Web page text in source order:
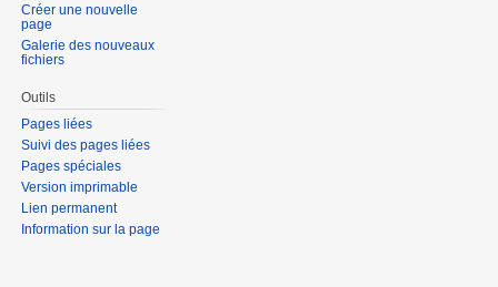
Créer une nouvelle
page
Galerie des nouveaux
fichiers
Outils
Pages liées
Suivi des pages liées
Pages spéciales
Version imprimable
Lien permanent
Information sur la page